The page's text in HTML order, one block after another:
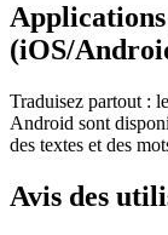
(iOS/
Traduisez partout :
Android sont
des textes et des
Avis des